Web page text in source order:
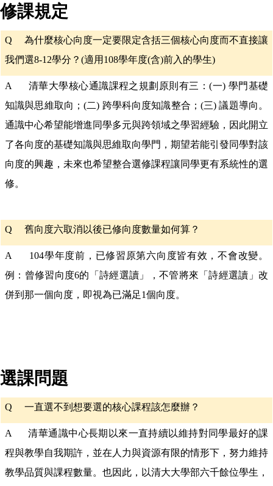
修課規定
Q 為什麼核心向度一定要限定含括三個核心向度而不直接讓
我們選8-12學分？ (適用 108學年度(含)前入的學生)
A 清華大學核心通識課程之規劃原則有三：(一) 學門基礎
知識與思維取向；(二) 跨學科向度知識整合；(三) 議題導向。
通識中心希望能增進同學多元與跨領域之學習經驗，因此開立
了各向度的基礎知識與思維取向學門，期望若能引發同學對該
向度的興趣，未來也希望整合選修課程讓同學更有系統性的選
修。
Q 舊向度六取消以後已修向度數量如何算？
A 104學年度前，已修習原第六向度皆有效，不會改變。
例：曾修習向度6的「詩經選讀」，不管將來「詩經選讀」改
併到那一個向度，即視為已滿足1個向度。
選課問題
Q 一直選不到想要選的核心課程該怎麼辦？
A 清華通識中心長期以來一直持續以維持對同學最好的課
程與教學自我期許，並在人力與資源有限的情形下，努力維持
教學品質與課程數量。也因此，以清大大學部六千餘位學生，